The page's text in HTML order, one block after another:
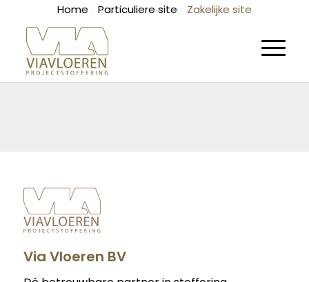
Home Particuliere site Zakelijke site
Via Vloeren BV